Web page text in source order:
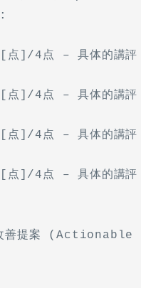
]/4点 – 具体的講評
]/4点 – 具体的講評
]/4点 – 具体的講評
]/4点 – 具体的講評
善提案 (Actionable